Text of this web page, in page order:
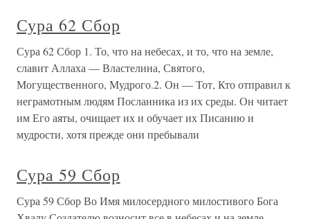
Сура 62 Сбор
Сура 62 Сбор 1. То, что на небесах, и то, что на земле,
славит Аллаха — Властелина, Святого,
Могущественного, Мудрого.2. Он — Тот, Кто отправил к
неграмотным людям Посланника из их среды. Он читает
им Его аяты, очищает их и обучает их Писанию и
мудрости, хотя прежде они пребывали
Сура 59 Сбор
Сура 59 Сбор Во Имя милосердного милостивого Бога